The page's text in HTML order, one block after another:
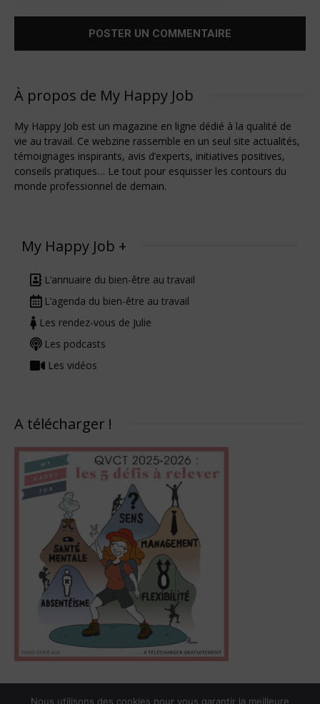
À propos de My Happy Job
My Happy Job est un magazine en ligne dédié à la qualité de
vie au travail. Ce webzine rassemble en un seul site actualités,
témoignages inspirants, avis d’experts, initiatives positives,
conseils pratiques… Le tout pour esquisser les contours du
monde professionnel de demain.
My Happy Job +
L’annuaire du bien-être au travail
L’agenda du bien-être au travail
Les rendez-vous de Julie
Les podcasts
Les vidéos
A télécharger !
Nous utilisons des cookies pour vous garantir la meilleure